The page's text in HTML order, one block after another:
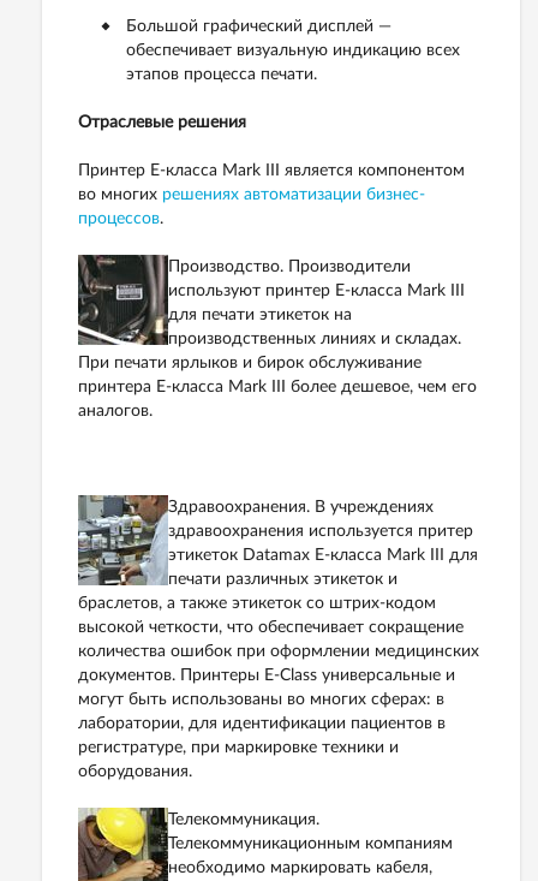
Большой графический дисплей —
обеспечивает визуальную индикацию всех
этапов процесса печати.
Отраслевые решения
Принтер E-класса Mark III является компонентом
во многих решениях автоматизации бизнес-
процессов.
Производство. Производители
используют принтер E-класса Mark III
для печати этикеток на
производственных линиях и складах.
При печати ярлыков и бирок обслуживание
принтера E-класса Mark III более дешевое, чем его
аналогов.
Здравоохранения. В учреждениях
здравоохранения используется притер
этикеток Datamax E-класса Mark III для
печати различных этикеток и
браслетов, а также этикеток со штрих-кодом
высокой четкости, что обеспечивает сокращение
количества ошибок при оформлении медицинских
документов. Принтеры E-Class универсальные и
могут быть использованы во многих сферах: в
лаборатории, для идентификации пациентов в
регистратуре, при маркировке техники и
оборудования.
Телекоммуникация.
Телекоммуникационным компаниям
необходимо маркировать кабеля,